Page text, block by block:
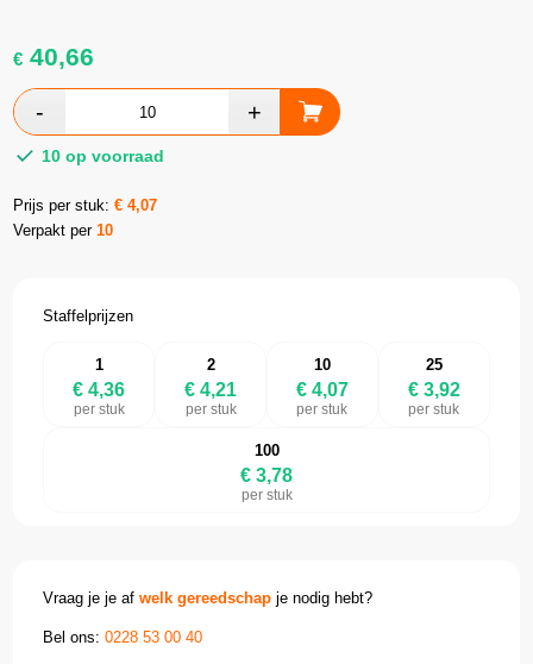
€ 40,66
10 op voorraad
Prijs per stuk:€4,07
Verpakt per10
Staffelprijzen
1
€ 4,36
per stuk
2
€ 4,21
per stuk
10
€ 4,07
per stuk
25
€ 3,92
per stuk
100
€ 3,78
per stuk
Vraag je je afwelk gereedschap je nodig hebt?
Bel ons:0228 53 00 40